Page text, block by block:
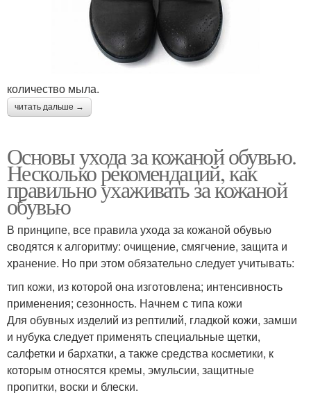
количество мыла.
читать дальше →
Основы ухода за кожаной обувью.
Несколько рекомендаций, как
правильно ухаживать за кожаной
обувью
В принципе, все правила ухода за кожаной обувью
сводятся к алгоритму: очищение, смягчение, защита и
хранение. Но при этом обязательно следует учитывать:
тип кожи, из которой она изготовлена; интенсивность
применения; сезонность. Начнем с типа кожи
Для обувных изделий из рептилий, гладкой кожи, замши
и нубука следует применять специальные щетки,
салфетки и бархатки, а также средства косметики, к
которым относятся кремы, эмульсии, защитные
пропитки, воски и блески.